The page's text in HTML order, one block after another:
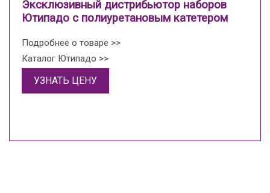
Эксклюзивный дистрибьютор наборов
Ютипадо с полиуретановым катетером
Подробнее о товаре >>
Каталог Ютипадо >>
УЗНАТЬ ЦЕНУ